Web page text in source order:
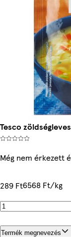
Tesco
Még nem érkezett
289 Ft6568 Ft/kg
Termék megnevezés